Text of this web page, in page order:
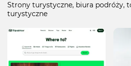
Strony turystyczne, biura podróży,
turystyczne